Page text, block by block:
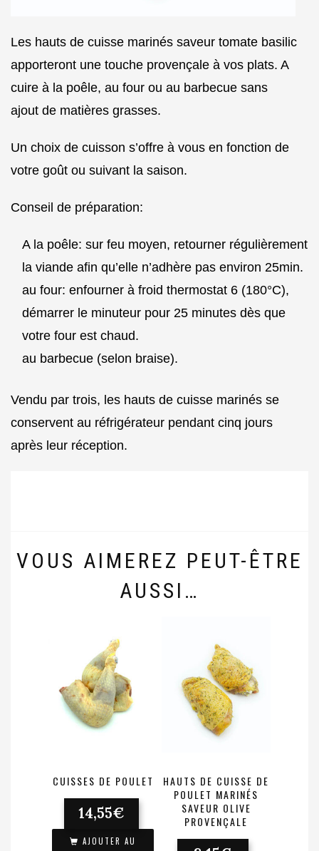
Les hauts de cuisse marinés saveur tomate basilic
apporteront une touche provençale à vos plats. A
cuire à la poêle, au four ou au barbecue sans
ajout de matières grasses.
Un choix de cuisson s’offre à vous en fonction de
votre goût ou suivant la saison.
Conseil de préparation:
A la poêle: sur feu moyen, retourner régulièrement
la viande afin qu’elle n’adhère pas environ 25min.
au four: enfourner à froid thermostat 6 (180°C),
démarrer le minuteur pour 25 minutes dès que
votre four est chaud.
au barbecue (selon braise).
Vendu par trois, les hauts de cuisse marinés se
conservent au réfrigérateur pendant cinq jours
après leur réception.
VOUS AIMEREZ PEUT-ÊTRE
AUSSI…
CUISSES DE POULET
14,55€
AJOUTER AU
HAUTS DE CUISSE DE
POULET MARINÉS
SAVEUR OLIVE
PROVENÇALE